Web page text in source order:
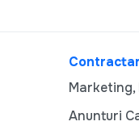
Marketing,
Anunturi